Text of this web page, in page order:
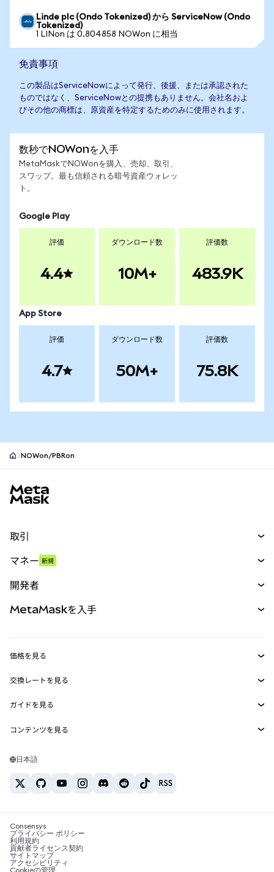
Linde plc (Ondo Tokenized) から ServiceNow (Ondo
Tokenized)
1 LINon は 0.804858 NOWon に相当
免責事項
この製品はServiceNowによって発行、後援、または承認された
ものではなく、ServiceNowとの提携もありません。会社名およ
びその他の商標は、原資産を特定するためのみに使用されます。
数秒でNOWonを入手
MetaMaskでNOWonを購入、売却、取引、
スワップ。最も信頼される暗号資産ウォレッ
ト。
Google Play
評価
4.4
ダウンロード数
10M+
評価数
483.9K
App Store
評価
4.7
ダウンロード数
50M+
評価数
75.8K
NOWon/PBRon
取引
パーペチュアル
RWA
マネー 新規
開発者
MetaMask Connect
Snaps
Web3サービス
MetaMaskを入手
セキュリティ
サポート
キャリア
お問い合わせ
価格を見る
イーサリアムの価格
Solanaの価格
Tetherの価格
交換レートを見る
ETH→USD
USDT→INR
BTC→INR
ETH→USDT
ガイドを見る
ETHの購入
USDTの購入
SHIBの購入
BNBの購入
コンテンツを見る
Solanaウォレット
税制関連ニュース
暗号資産の購入方法は？
ビットコインを売るには？
日本語
Consensys
プライバシー ポリシー
利用規約
貢献者ライセンス契約
サイトマップ
アクセシビリティ
Cookieの管理